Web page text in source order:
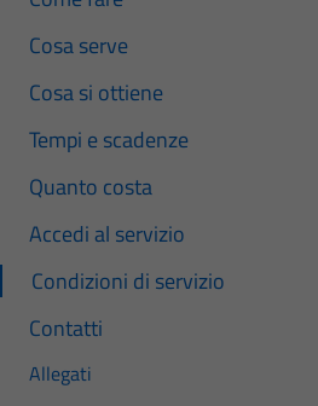
Cosa serve
Cosa si ottiene
Tempi e scadenze
Quanto costa
Accedi al servizio
Condizioni di servizio
Contatti
Allegati